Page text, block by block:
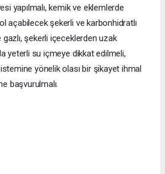
yapılmalı, kemik ve eklemlerde
açabilecek şekerli ve karbonhidratlı
şekerli içeceklerden uzak
yeterli su içmeye dikkat edilmeli,
yönelik olası bir şikayet ihmal
başvurulmalı.